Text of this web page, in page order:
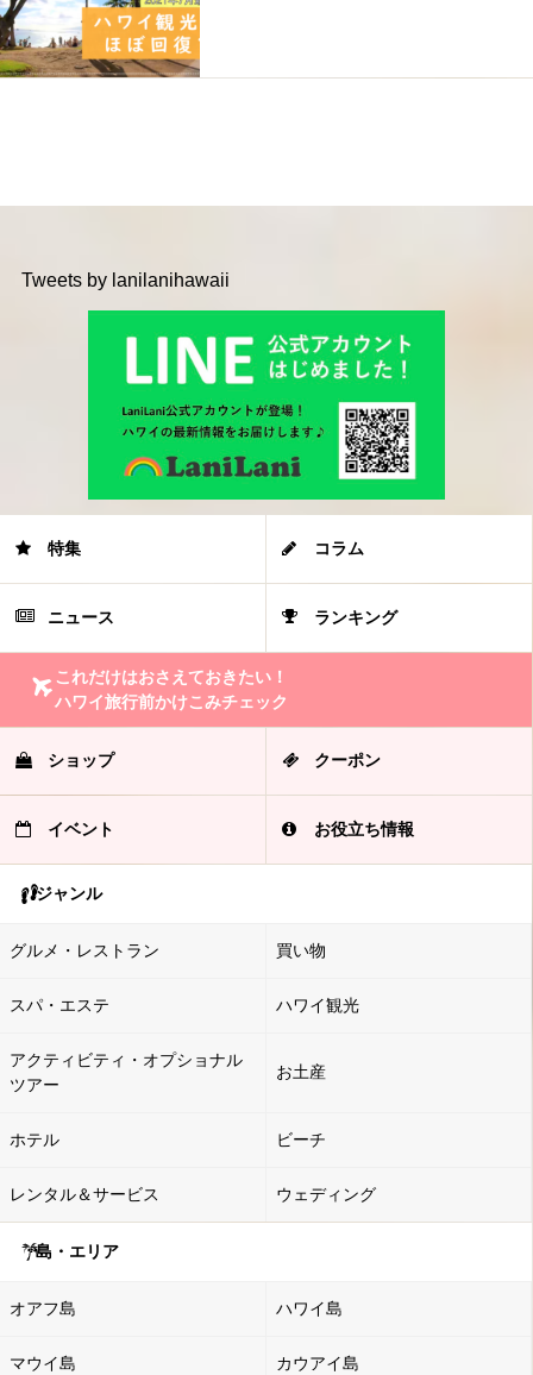
Tweets by lanilanihawaii
特集 コラム
ニュース ランキング
これだけはおさえておきたい！
ハワイ旅行前かけこみチェック
ショップ クーポン
イベント お役立ち情報
ジャンル
グルメ・レストラン 買い物
スパ・エステ ハワイ観光
アクティビティ・オプショナル
ツアー
お土産
ホテル ビーチ
レンタル＆サービス ウェディング
島・エリア
オアフ島 ハワイ島
マウイ島 カウアイ島